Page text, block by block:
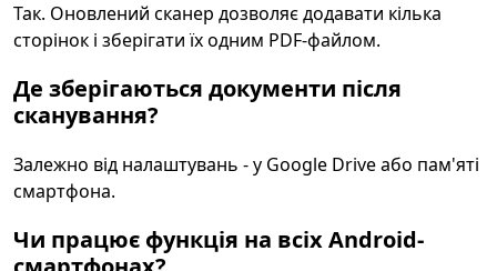
Так. Оновлений сканер дозволяє додавати кілька
сторінок і зберігати їх одним PDF-файлом.
Де зберігаються документи після
сканування?
Залежно від налаштувань - у Google Drive або пам'яті
смартфона.
Чи працює функція на всіх Android-